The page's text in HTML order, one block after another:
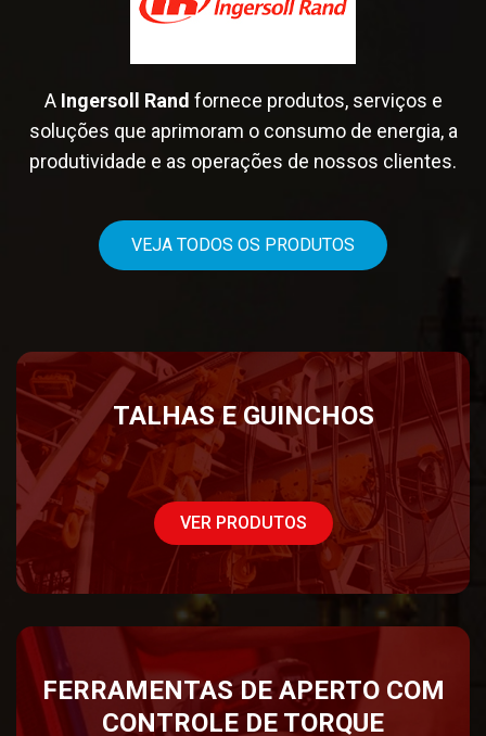
A Ingersoll Rand fornece produtos, serviços e
soluções que aprimoram o consumo de energia, a
produtividade e as operações de nossos clientes.
VEJA TODOS OS PRODUTOS
TALHAS EGUINCHOS
VER PRODUTOS
FERRAMENTAS DE APERTO COM
CONTROLE DE TORQUE